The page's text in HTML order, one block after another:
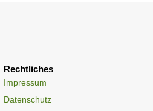
Rechtliches
Impressum
Datenschutz